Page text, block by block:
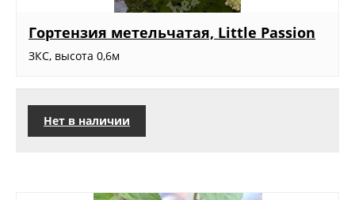
Гортензия метельчатая, Little Passion
ЗКС, высота 0,6м
Нет в наличии